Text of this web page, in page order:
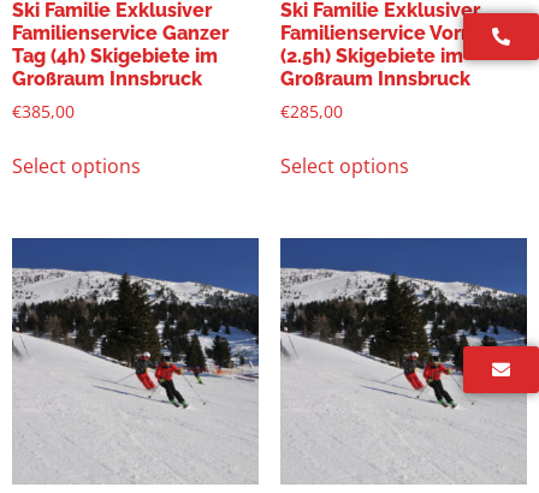
Ski Familie Exklusiver
Familienservice Ganzer
Tag (4h) Skigebiete im
Großraum Innsbruck
€385,00
Select options
Ski Familie Exklusiver
Familienservice Vormittag
(2.5h) Skigebiete im
Großraum Innsbruck
€285,00
Select options